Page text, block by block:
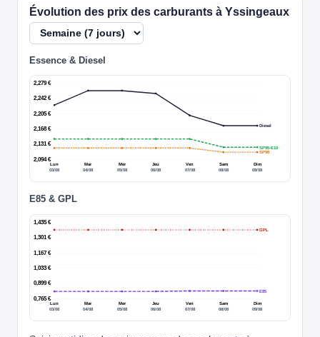
Évolution des prix des carburants à Yssingeaux
Essence & Diesel
2,094 €
2,131 €
2,168 €
2,205 €
2,242 €
2,279 €
Lun
03/08
Mar
04/08
Mer
05/08
Jeu
06/08
Ven
07/08
Sam
08/08
Dim
09/08
Diesel
SP95-E10
SP98
E85 & GPL
0,765 €
0,899 €
1,033 €
1,167 €
1,301 €
1,435 €
Lun
03/08
Mar
04/08
Mer
05/08
Jeu
06/08
Ven
07/08
Sam
08/08
Dim
09/08
E85
GPL